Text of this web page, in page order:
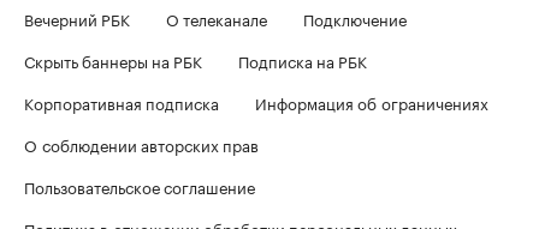
Вечерний РБК
О телеканале
Подключение
Скрыть баннеры на РБК
Подписка на РБК
Корпоративная подписка
Информация об ограничениях
О соблюдении авторских прав
Пользовательское соглашение